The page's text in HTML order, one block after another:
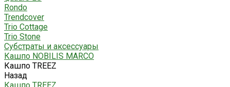
Rondo
Trendcover
Trio Cottage
Trio Stone
Субстраты и аксессуары
Кашпо NOBILIS MARCO
Кашпо TREEZ
Назад